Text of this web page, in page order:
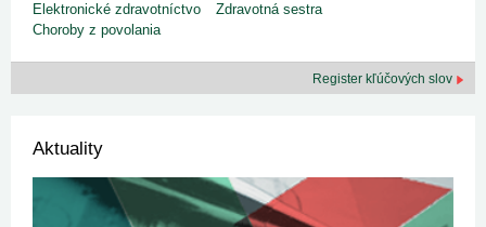
Elektronické zdravotníctvo
Zdravotná sestra
Choroby z povolania
Register kľúčových slov
Aktuality